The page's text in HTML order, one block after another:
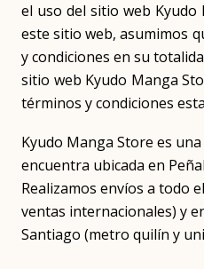
el uso del sitio web Kyudo
este sitio web, asumimos
y condiciones en su
sitio web Kyudo Manga
términos y condiciones
Kyudo Manga Store es
encuentra ubicada en
Realizamos envíos a todo
ventas internacionales) y
Santiago (metro quilín y